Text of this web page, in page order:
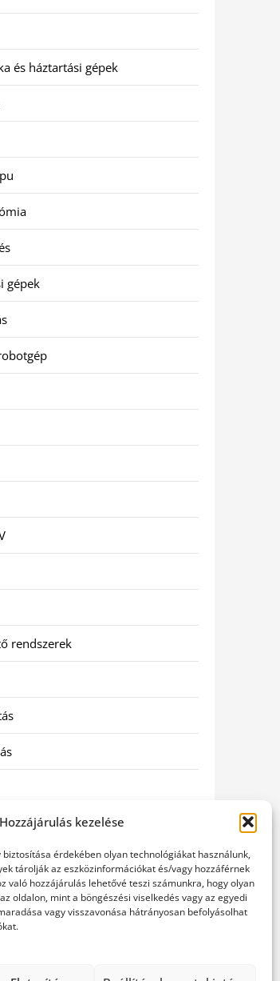
Hozzájárulás kezelése
érdekében olyan technológiákat használunk,
tárolják az eszközinformációkat és/vagy hozzáférnek
való hozzájárulás lehetővé teszi számunkra, hogy olyan
oldalon, mint a böngészési viselkedés vagy az egyedi
vagy visszavonása hátrányosan befolyásolhat
és háztartási gépek
gépek
rendszerek